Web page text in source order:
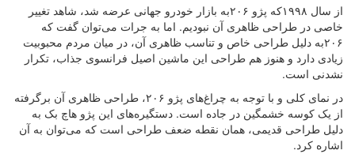
از سال ۱۹۹۸که پژو ۲۰۶به بازار خودرو جهانی عرضه شد، شاهد تغییر
خاصی در طراحی ظاهری آن نبودیم. اما به جرات می‌توان گفت که
۲۰۶به دلیل طراحی خاص و تناسب ظاهری آن، در میان مردم محبوبیت
زیادی دارد و هنوز هم طراحی این ماشین اصیل فرانسوی جذاب، تکرار
نشدنی است.
در نمای کلی و با توجه به چراغ‌های پژو ۲۰۶، طراحی ظاهری آن برگرفته
از یک کوسه خشمگین در جاده است. دستگیره‌های این پژو هاچ بک به
دلیل طراحی قدیمی، ‌همان نقطه ضعف طراحی است که می‌توان به آن
اشاره کرد.